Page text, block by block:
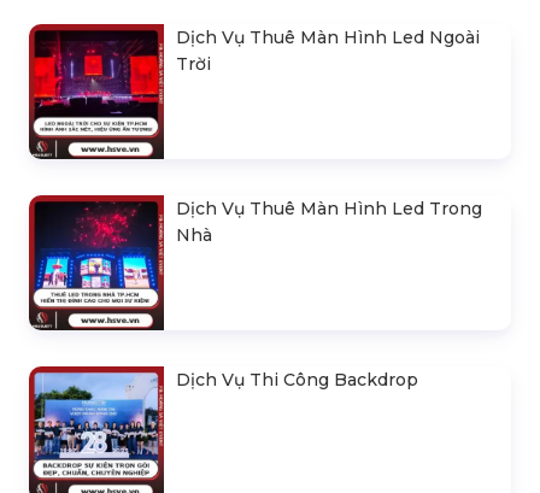
Dịch Vụ Thuê Màn Hình Led Ngoài
Trời
Dịch Vụ Thuê Màn Hình Led Trong
Nhà
Dịch Vụ Thi Công Backdrop